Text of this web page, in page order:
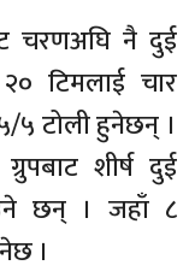
चरणअघि नै दुई
टिमलाई चार
५ टोली हुनेछन् ।
शीर्ष दुई
छन् । जहाँ ८
।